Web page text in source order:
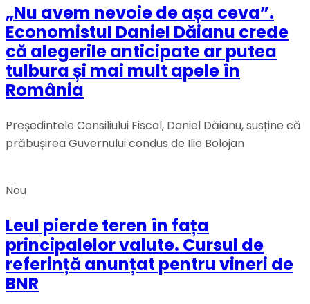
„Nu avem nevoie de așa ceva”.
Economistul Daniel Dăianu crede
că alegerile anticipate ar putea
tulbura și mai mult apele în
România
Președintele Consiliului Fiscal, Daniel Dăianu, susține că
prăbușirea Guvernului condus de Ilie Bolojan
Nou
Leul pierde teren în fața
principalelor valute. Cursul de
referință anunțat pentru vineri de
BNR